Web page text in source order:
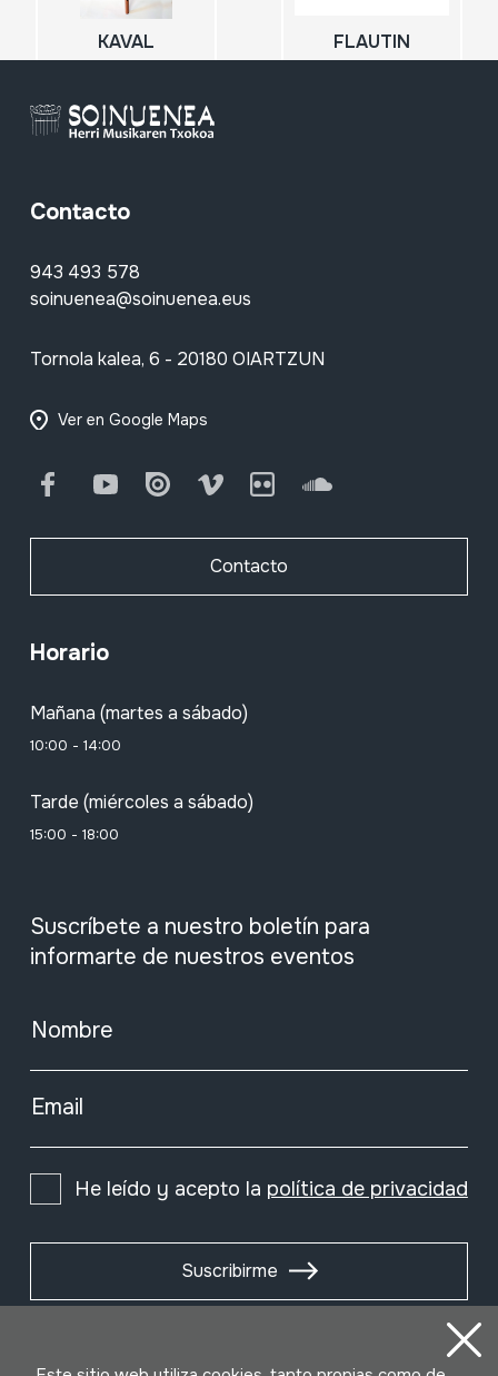
KAVAL FLAUTIN
Contacto
943 493 578
soinuenea@soinuenea.eus
Tornola kalea, 6 - 20180 OIARTZUN
Ver en Google Maps
FacebookYoutube Issuu Vimeo Flickr SoundCloud
Contacto
Horario
Mañana (martes a sábado)
10:00 - 14:00
Tarde (miércoles a sábado)
15:00 - 18:00
Suscríbete a nuestro boletín para
informarte de nuestros eventos
Nombre
Email
He leído y acepto la política de privacidad
Suscribirme